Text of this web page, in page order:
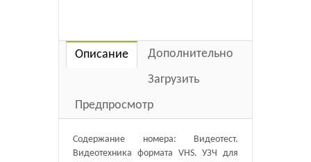
Описание
Дополнительно
Загрузить
Предпросмотр
Содержание номера: Видеотест.
Видеотехника формата VHS. УЗЧ для